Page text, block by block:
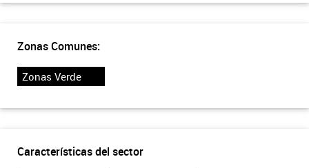
Zonas Comunes:
Zonas Verde
Características del sector